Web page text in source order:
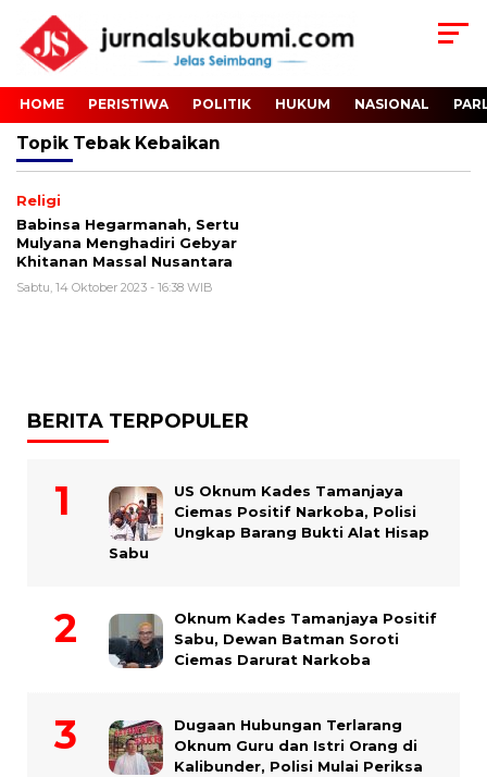
HOME PERISTIWA POLITIK HUKUM NASIONAL
Topik Tebak Kebaikan
Religi
Babinsa Hegarmanah, Sertu
Mulyana Menghadiri Gebyar
Khitanan Massal Nusantara
Sabtu, 14 Oktober 2023 - 16:38 WIB
BERITA TERPOPULER
US Oknum Kades Tamanjaya
Ciemas Positif Narkoba, Polisi
Ungkap Barang Bukti Alat Hisap
Sabu
Oknum Kades Tamanjaya Positif
Sabu, Dewan Batman Soroti
Ciemas Darurat Narkoba
Dugaan Hubungan Terlarang
Oknum Guru dan Istri Orang di
Kalibunder, Polisi Mulai Periksa